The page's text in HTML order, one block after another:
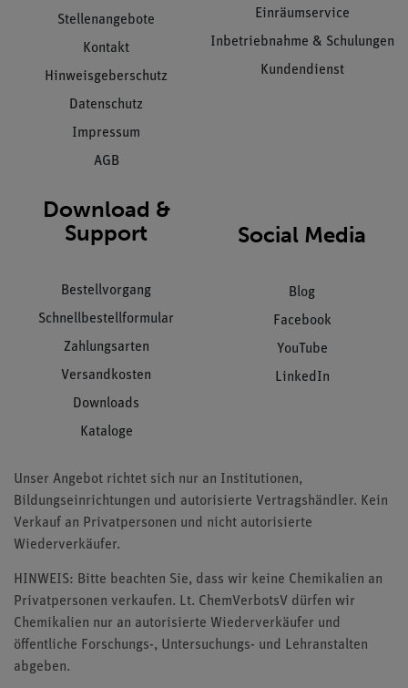
Stellenangebote
Kontakt
Hinweisgeberschutz
Datenschutz
Impressum
AGB
Einräumservice
Inbetriebnahme & Schulungen
Kundendienst
Download &
Support
Bestellvorgang
Schnellbestellformular
Zahlungsarten
Versandkosten
Downloads
Kataloge
Social Media
Blog
Facebook
YouTube
LinkedIn
Unser Angebot richtet sich nur an Institutionen,
Bildungseinrichtungen und autorisierte Vertragshändler. Kein
Verkauf an Privatpersonen und nicht autorisierte
Wiederverkäufer.
HINWEIS: Bitte beachten Sie, dass wir keine Chemikalien an
Privatpersonen verkaufen. Lt. ChemVerbotsV dürfen wir
Chemikalien nur an autorisierte Wiederverkäufer und
öffentliche Forschungs-, Untersuchungs- und Lehranstalten
abgeben.